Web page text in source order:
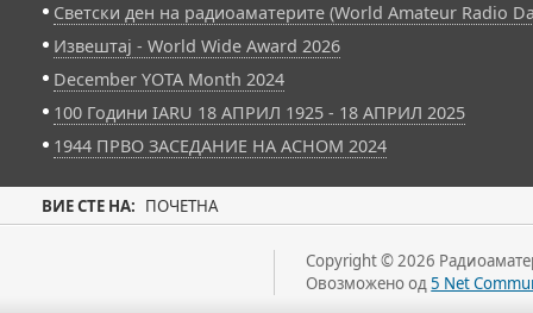
Светски ден на радиоаматерите (World Amateur Radio
Извештај - World Wide Award 2026
December YOTA Month 2024
100 Години IARU 18 АПРИЛ 1925 - 18 АПРИЛ 2025
1944 ПРВО ЗАСЕДАНИЕ НА АСНОМ 2024
ВИЕ СТЕ НА: ПОЧЕТНА
Copyright © 2026
Овозможено од5 Net